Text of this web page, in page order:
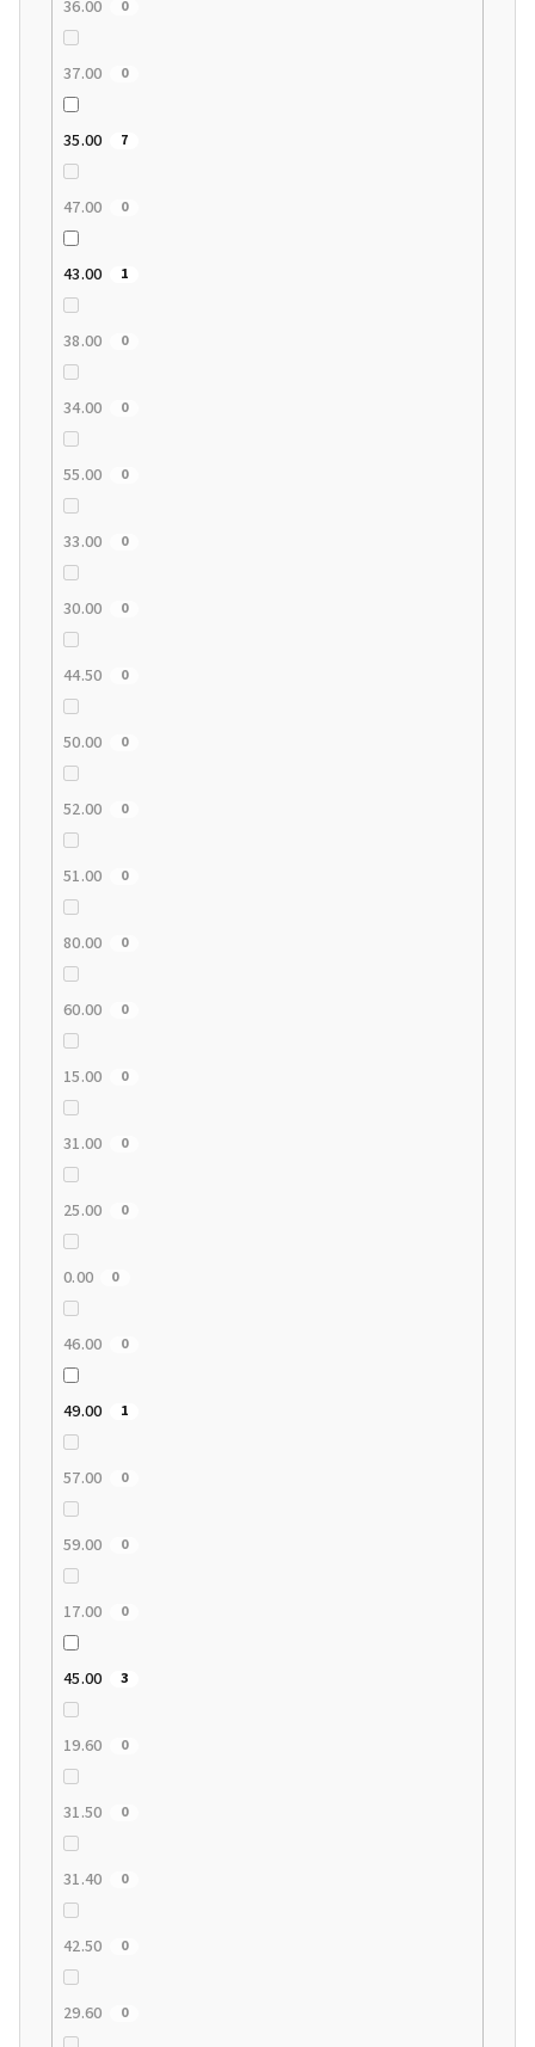
36.00 0
37.00 0
35.00 7
47.00 0
43.00 1
38.00 0
34.00 0
55.00 0
33.00 0
30.00 0
44.50 0
50.00 0
52.00 0
51.00 0
80.00 0
60.00 0
15.00 0
31.00 0
25.00 0
0.00 0
46.00 0
49.00 1
57.00 0
59.00 0
17.00 0
45.00 3
19.60 0
31.50 0
31.40 0
42.50 0
29.60 0